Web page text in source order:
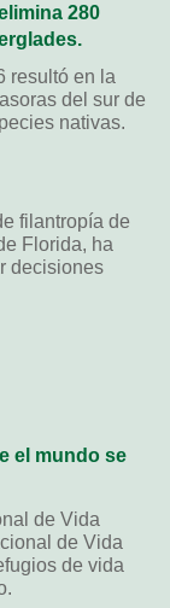
280
resultó en la
del sur de
nativas.
filantropía de
Florida, ha
decisiones
el mundo se
de Vida
de Vida
de vida